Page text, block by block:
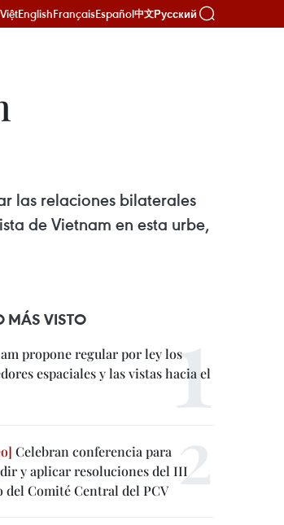
EnglishFrançaisEspañol中文Русский
las relaciones bilaterales
de Vietnam en esta urbe,
MÁS VISTO
propone regular por ley los
espaciales y las vistas hacia el
Celebran conferencia para
y aplicar resoluciones del III
del Comité Central del PCV